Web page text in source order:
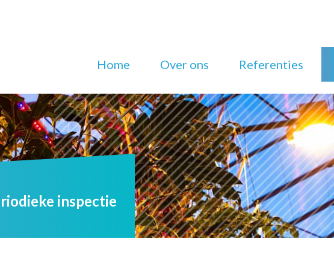
Home Over ons Referenties
inspectie